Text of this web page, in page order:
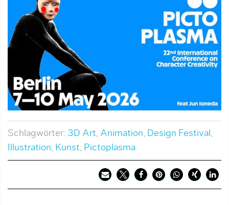
Schlagwörter: 3D Art Animation Design Festival
Illustration
Kunst Pictoplasma